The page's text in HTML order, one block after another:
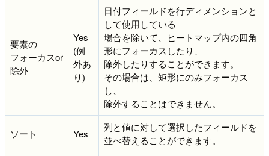
要素の
フォーカスor
除外
Yes
(例
外あ
り)
日付フィールドを行ディメンションと
して使用している
場合を除いて、ヒートマップ内の四角
形にフォーカスしたり、
除外したりすることができます。
その場合は、矩形にのみフォーカス
し、
除外することはできません。
ソート Yes
列と値に対して選択したフィールドを
並べ替えることができます。